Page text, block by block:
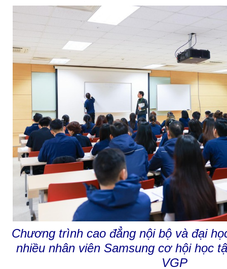
Chương trình cao đẳng nội bộ và đại
nhiều nhân viên Samsung cơ hội học
VGP